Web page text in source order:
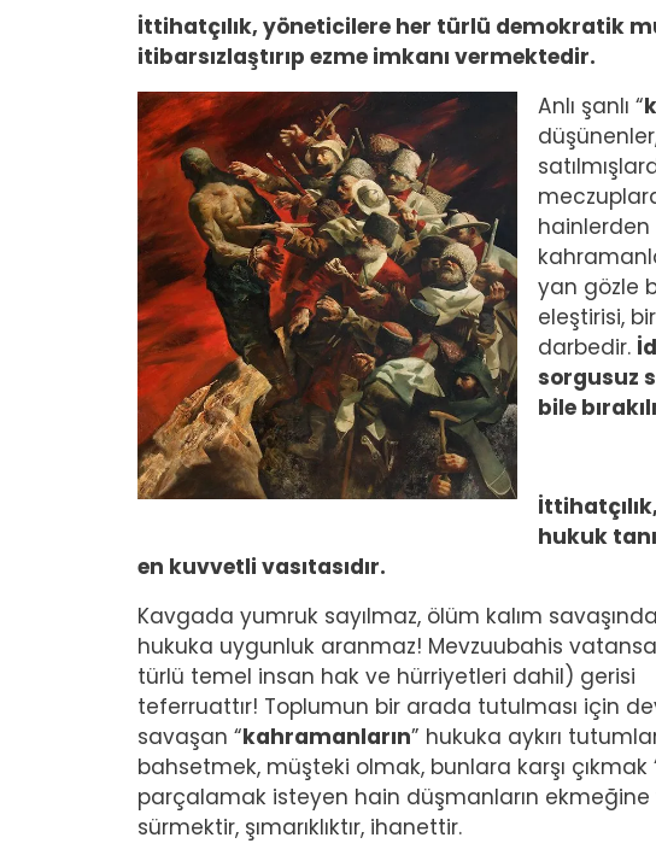
İttihatçılık, yöneticilere her türlü demokratik
itibarsızlaştırıp ezme imkanı vermektedir.
Image
Anlı şanlı “
yan gözle
eleştirisi,
darbedir.
sorgusuz
bile
hukuk
en kuvvetli vasıtasıdır.
Kavgada yumruk sayılmaz, ölüm kalım savaşında
hukuka uygunluk aranmaz! Mevzuubahis
türlü temel insan hak ve hürriyetleri dahil) gerisi
teferruattır! Toplumun bir arada tutulması için
savaşan “kahramanların” hukuka aykırı
bahsetmek, müşteki olmak, bunlara karşı çıkmak
parçalamak isteyen hain düşmanların
sürmektir, şımarıklıktır, ihanettir.